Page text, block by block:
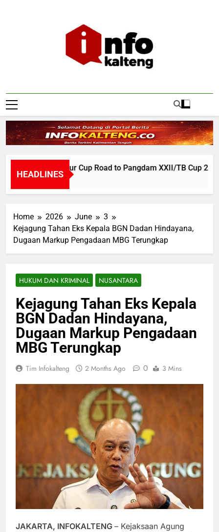
Infokalteng
HEADLINES
Gubernur Cup Road to Pangdam XXII/TB Cup 2026
Ago
Home 2026 June
3
Kejagung Tahan Eks Kepala BGN Dadan Hindayana,
Dugaan Markup Pengadaan MBG Terungkap
HUKUM DAN KRIMINAL NUSANTARA
Kejagung Tahan Eks Kepala
BGN Dadan Hindayana,
Dugaan Markup Pengadaan
MBG Terungkap
Tim Infokalteng 2 Months Ago 0 3 Mins
JAKARTA, INFOKALTENG – Kejaksaan Agung